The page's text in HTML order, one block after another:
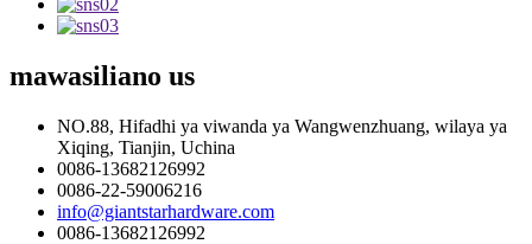
mawasiliano us
NO.88, Hifadhi ya viwanda ya Wangwenzhuang, wilaya ya
Xiqing, Tianjin, Uchina
0086-13682126992
0086-22-59006216
info@giantstarhardware.com
0086-13682126992